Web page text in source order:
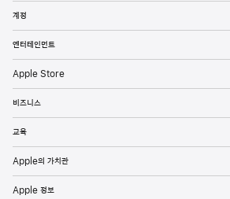
계정
엔터테인먼트
Apple Store
비즈니스
교육
Apple의 가치관
Apple 정보